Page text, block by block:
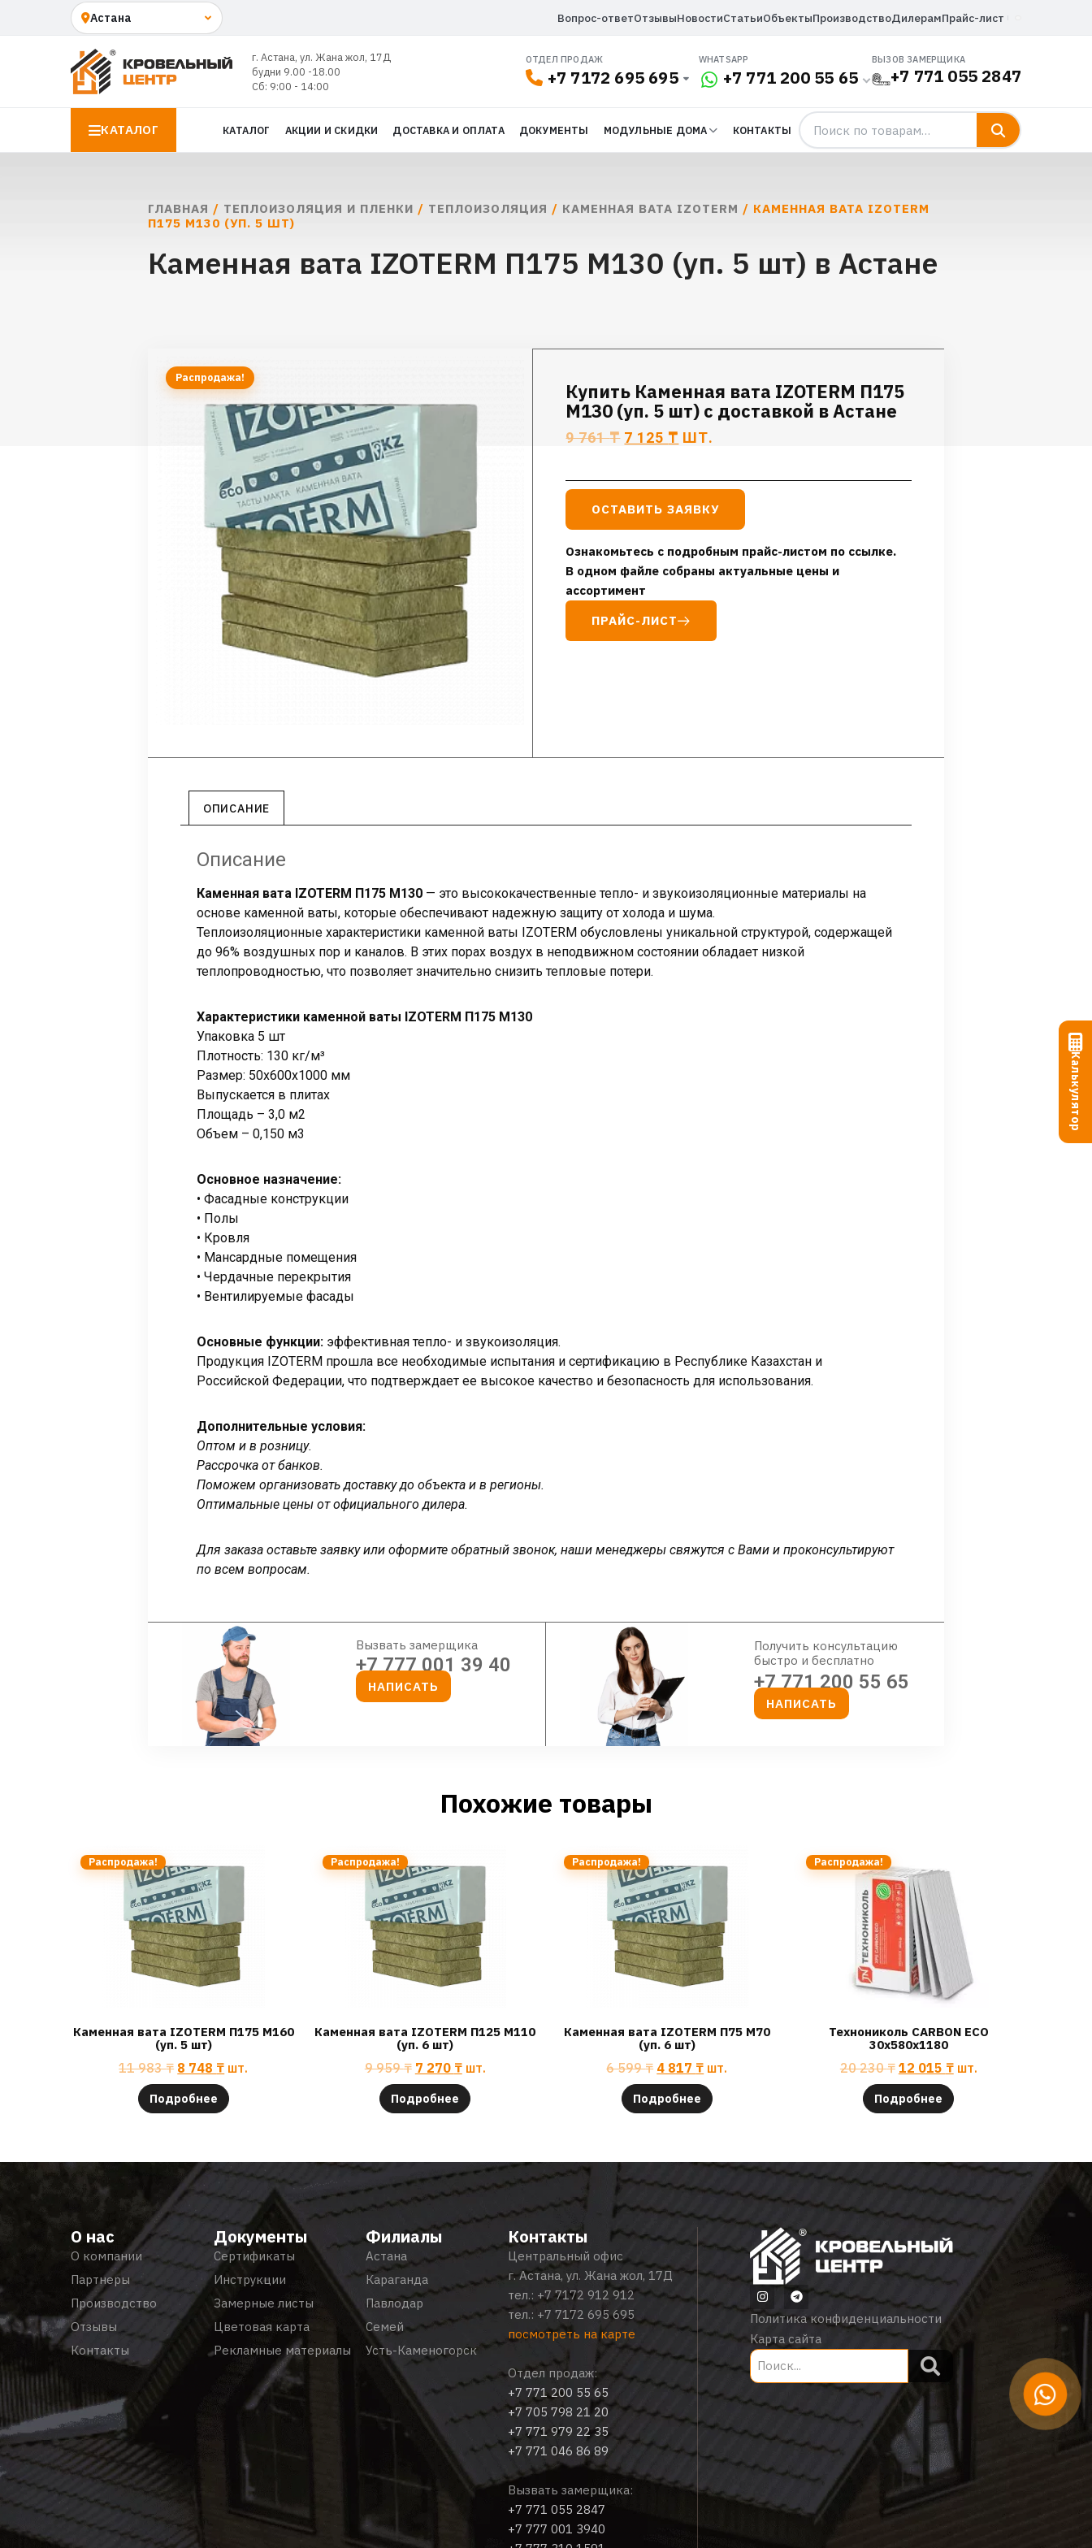
Вопрос-ответОтзывыНовостиСтатьиОбъектыПроизводствоДилерамПрайс-лист
г. Астана, ул. Жана жол, 17Д
будни 9.00 -18.00
Сб: 9:00 - 14:00
ОТДЕЛ ПРОДАЖ
+7 7172 695 695
WHATSAPP
+7 771 200 55 65
ВЫЗОВ ЗАМЕРЩИКА
+7 771 055 2847
КАТАЛОГ КАТАЛОГ АКЦИИ И СКИДКИ ДОСТАВКА И ОПЛАТА ДОКУМЕНТЫ МОДУЛЬНЫЕ ДОМА КОНТАКТЫ
ГЛАВНАЯ / ТЕПЛОИЗОЛЯЦИЯ И ПЛЕНКИ / ТЕПЛОИЗОЛЯЦИЯ / КАМЕННАЯ ВАТА IZOTERM / КАМЕННАЯ ВАТА IZOTERM
П175 М130 (УП. 5 ШТ)
Каменная вата IZOTERM П175 М130 (уп. 5 шт) в Астане
Распродажа!
Купить Каменная вата IZOTERM П175
М130 (уп. 5 шт) с доставкой в Астане
9 761₸ 7 125 ₸ ШТ.
ОСТАВИТЬ ЗАЯВКУ
Ознакомьтесь с подробным прайс-листом по ссылке.
В одном файле собраны актуальные цены и
ассортимент
ПРАЙС-ЛИСТ
ОПИСАНИЕ
Описание
Каменная вата IZOTERM П175 М130 — это высококачественные тепло- и звукоизоляционные материалы на
основе каменной ваты, которые обеспечивают надежную защиту от холода и шума.
Теплоизоляционные характеристики каменной ваты IZOTERM обусловлены уникальной структурой, содержащей
до 96% воздушных пор и каналов. В этих порах воздух в неподвижном состоянии обладает низкой
теплопроводностью, что позволяет значительно снизить тепловые потери.
Характеристики каменной ваты IZOTERM П175 М130
Упаковка 5 шт
Плотность: 130 кг/м³
Размер: 50х600х1000 мм
Выпускается в плитах
Площадь – 3,0 м2
Объем – 0,150 м3
Основное назначение:
• Фасадные конструкции
• Полы
• Кровля
• Мансардные помещения
• Чердачные перекрытия
• Вентилируемые фасады
Основные функции: эффективная тепло- и звукоизоляция.
Продукция IZOTERM прошла все необходимые испытания и сертификацию в Республике Казахстан и
Российской Федерации, что подтверждает ее высокое качество и безопасность для использования.
Дополнительные условия:
Оптом и в розницу.
Рассрочка от банков.
Поможем организовать доставку до объекта и в регионы.
Оптимальные цены от официального дилера.
Для заказа оставьте заявку или оформите обратный звонок, наши менеджеры свяжутся с Вами и проконсультируют
по всем вопросам.
Вызвать замерщика
+7 777 001 39 40
НАПИСАТЬ
Получить консультацию
быстро и бесплатно
+7 771 200 55 65
НАПИСАТЬ
Похожие товары
Распродажа!
Каменная вата IZOTERM П175 М160
(уп. 5 шт)
11 983₸ 8 748 ₸ шт.
Подробнее
Распродажа!
Каменная вата IZOTERM П125 М110
(уп. 6 шт)
9 959₸ 7 270 ₸ шт.
Подробнее
Распродажа!
Каменная вата IZOTERM П75 М70
(уп. 6 шт)
6 599₸ 4 817 ₸ шт.
Подробнее
Распродажа!
Технониколь CARBON ECO
30х580х1180
20 230₸ 12 015 ₸ шт.
Подробнее
О нас
О компании
Партнеры
Производство
Отзывы
Контакты
Документы
Сертификаты
Инструкции
Замерные листы
Цветовая карта
Рекламные материалы
Филиалы
Астана
Караганда
Павлодар
Семей
Усть-Каменогорск
Контакты
Центральный офис
г. Астана, ул. Жана жол, 17Д
тел.: +7 7172 912 912
тел.: +7 7172 695 695
посмотреть на карте
Отдел продаж:
+7 771 200 55 65
+7 705 798 21 20
+7 771 979 22 35
+7 771 046 86 89
Вызвать замерщика:
+7 771 055 2847
+7 777 001 3940
Политика конфиденциальности
Карта сайта
Калькулятор